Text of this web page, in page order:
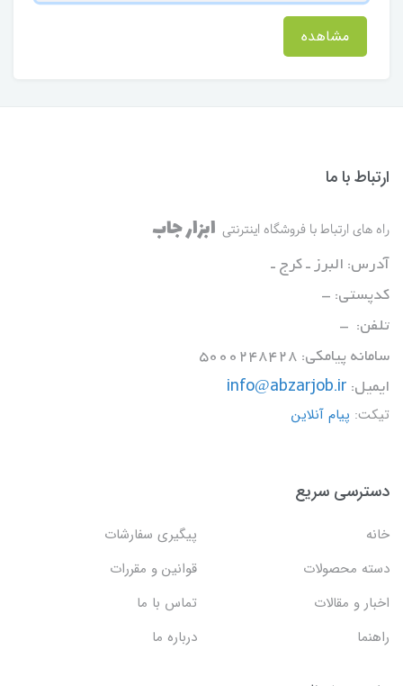
مشاهده
ارتباط با ما
راه های ارتباط با فروشگاه اینترنتی ابزار جاب
آدرس: البرز ـ کرج ـ
کدپستی: -
تلفن: -
سامانه پیامکی: 5000248428
ایمیل: info@abzarjob.ir
تیکت: پیام آنلاین
دسترسی سریع
خانه
پیگیری سفارشات
دسته محصولات
قوانین و مقررات
اخبار و مقالات
تماس با ما
راهنما
درباره ما